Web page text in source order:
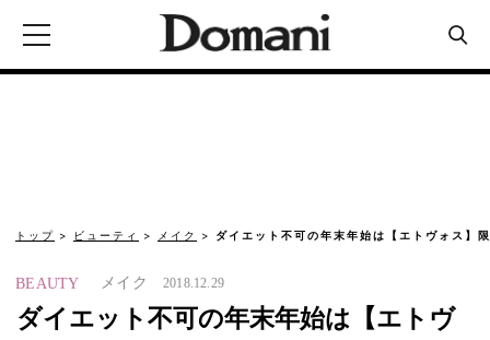
トップ ビューティ メイク ダイエット不可の年末年始は【エトヴォス】
BEAUTY メイク 2018.12.29
ダイエット不可の年末年始は【エトヴ